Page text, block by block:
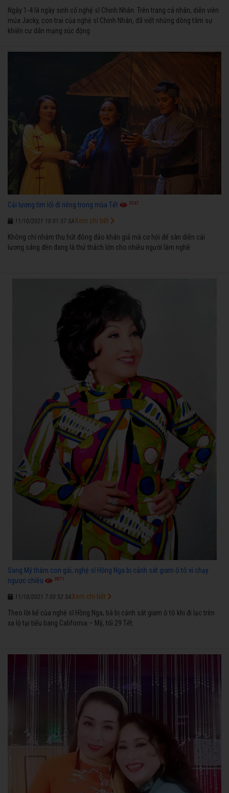
Ngày 1-4 là ngày sinh cố nghệ sĩ Chinh Nhân. Trên trang cá nhân, diễn viên
múa Jacky, con trai của nghệ sĩ Chinh Nhân, đã viết những dòng tâm sự
khiến cư dân mạng xúc động
Cải lương tìm lối đi riêng trong mùa Tết 3947
11/10/2021 10:01:57 SA
Không chỉ nhằm thu hút đông đảo khán giả mà cơ hội để sàn diễn cải
lương sáng đèn đang là thử thách lớn cho nhiều người làm nghề
Xem chi tiết
Sang Mỹ thăm con gái, nghệ sĩ Hồng Nga bị cảnh sát giam ô tô vì chạy
ngược chiều
3871
11/10/2021 7:00:52 SA
Theo lời kể của nghệ sĩ Hồng Nga, bà bị cảnh sát giam ô tô khi đi lạc trên
xa lộ tại tiểu bang California – Mỹ, tối 29 Tết.
Xem chi tiết